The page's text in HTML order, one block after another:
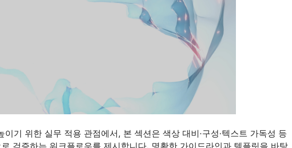
기 위한 실무 적용 관점에서, 본 섹션은 색상 대비·구성·텍스트 가독성 등
검증하는 워크플로우를 제시합니다. 명확한 가이드라인과 템플릿을 바탕